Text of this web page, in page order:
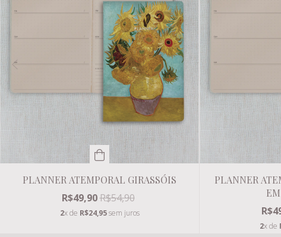
PLANNER ATEMPORAL GIRASSÓIS
R$49,90R$54,90
2x de R$24,95sem juros
PLANNER
2x de